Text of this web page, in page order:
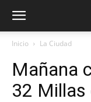
Inicio La Ciudad
Mañana
32 Millas